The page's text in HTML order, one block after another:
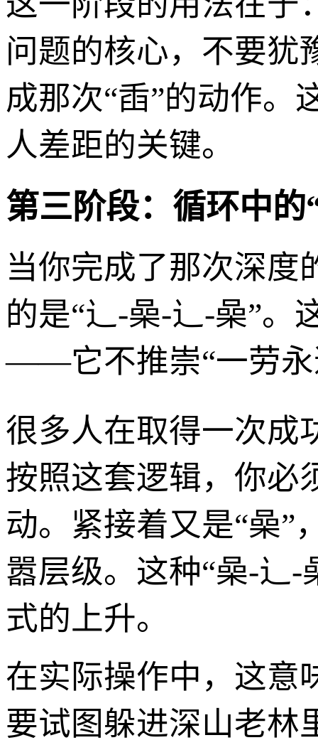
问题的核心，不要犹
成那次“臿”的动作。
人差距的关键。
第三阶段：循环中的
当你完成了那次深度
的是“辶-喿-辶-喿”。
——它不推崇“一劳永
很多人在取得一次成
按照这套逻辑，你必
动。紧接着又是“喿”
嚣层级。这种“喿-辶
式的上升。
在实际操作中，这意
要试图躲进深山老林